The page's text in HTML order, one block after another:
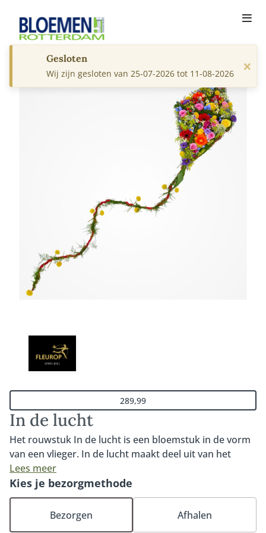
In de lucht
Het rouwstuk In de lucht is een bloemstuk in de vorm
van een vlieger. In de lucht maakt deel uit van het
thema 'Onze sterren' binnen het rouwwerk van
Fleurop. Onze sterren verdienen het om gezien te
worden en voor altijd te blijven stralen. In dit thema
vind je speciale vormen die betekenisvol kunnen zijn.
De speciale vliegervorm van In de lucht bevat
Lees meer
289,99
Kies je bezorgmethode
Bezorgen Afhalen
Gesloten
Wij zijn gesloten van 25-07-2026 tot 11-08-2026 ×